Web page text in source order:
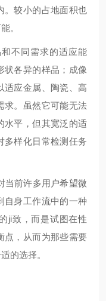
。较小的占地面积也
。
不同需求的适应能
状各异的样品；成像
适应金属、陶瓷、高
求。虽然它可能无法
水平，但其宽泛的适
多样化日常检测任务
当前许多用户希望微
自身工作流中的一种
ji致，而是试图在性
点，从而为那些需要
的选择。